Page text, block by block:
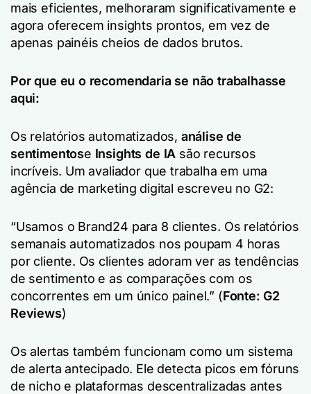
mais eficientes, melhoraram significativamente e
agora oferecem insights prontos, em vez de
apenas painéis cheios de dados brutos.
Por que eu o recomendaria se não trabalhasse
aqui:
Os relatórios automatizados, análise de
sentimentose Insights de IA são recursos
incríveis. Um avaliador que trabalha em uma
agência de marketing digital escreveu no G2:
“Usamos o Brand24 para 8 clientes. Os relatórios
semanais automatizados nos poupam 4 horas
por cliente. Os clientes adoram ver as tendências
de sentimento e as comparações com os
concorrentes em um único painel.” (Fonte: G2
Reviews)
Os alertas também funcionam como um sistema
de alerta antecipado. Ele detecta picos em fóruns
de nicho e plataformas descentralizadas antes